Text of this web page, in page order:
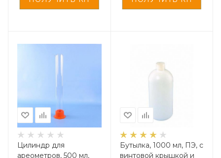
Цилиндр для
ареометров, 500 мл,
Бутылка, 1000 мл, ПЭ, с
винтовой крышкой и